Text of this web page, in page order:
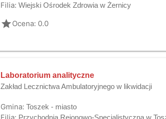
Filia: Wiejski Ośrodek Zdrowia w Żernicy
gradeOcena: 0.0
Laboratorium analityczne
Zakład Lecznictwa Ambulatoryjnego w likwidacji
Gmina: Toszek - miasto